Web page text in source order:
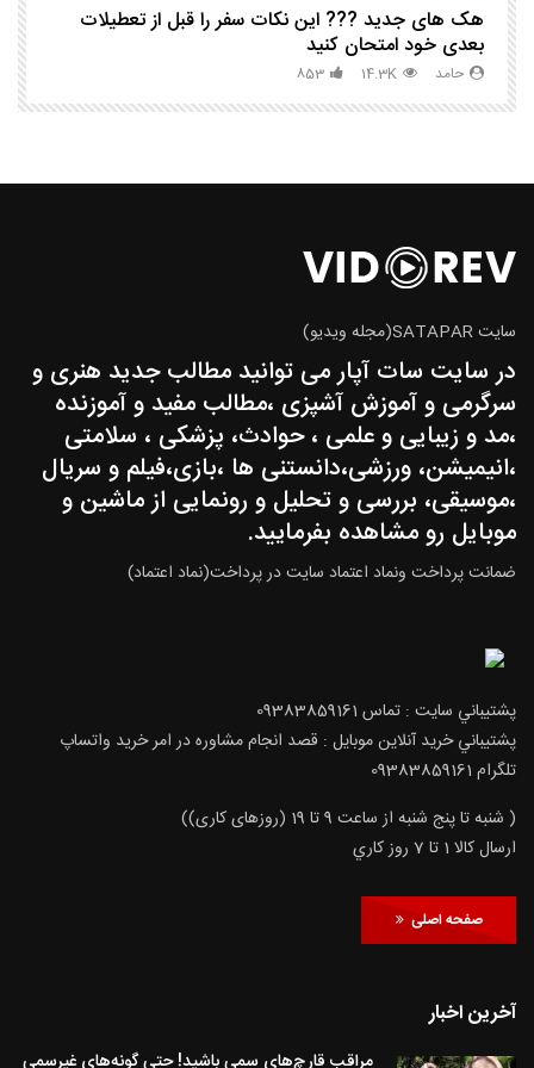
هک های جدید ??️? این نکات سفر را قبل از تعطیلات
بعدی خود امتحان کنید
حامد 14.3K
853
سایت SATAPAR(مجله ویدیو)
در سایت سات آپار می توانید مطالب جدید هنری و
سرگرمی و آموزش آشپزی ،مطالب مفید و آموزنده
،مد و زیبایی و علمی ، حوادث، پزشکی ، سلامتی
،انیمیشن، ورزشی،دانستنی ها ،بازی،فیلم و سریال
،موسیقی، بررسی و تحلیل و رونمایی از ماشین و
موبایل رو مشاهده بفرمایید.
ضمانت پرداخت ونماد اعتماد سایت در پرداخت(نماد اعتماد)
پشتيباني سايت : تماس 09383859161
پشتيباني خريد آنلاين موبايل : قصد انجام مشاوره در امر خرید واتساپ
تلگرام 09383859161
( شنبه تا پنج شنبه از ساعت 9 تا 19 (روزهای کاری))
ارسال كالا 1 تا 7 روز كاري
صفحه اصلی
آخرین اخبار